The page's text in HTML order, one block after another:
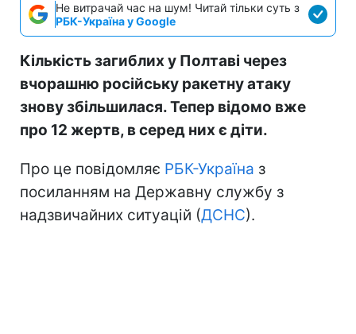
Не витрачай час на шум! Читай тільки суть з
РБК-Україна у Google
Кількість загиблих у Полтаві через
вчорашню російську ракетну атаку
знову збільшилася. Тепер відомо вже
про 12 жертв, в серед них є діти.
Про це повідомляє РБК-Україна з
посиланням на Державну службу з
надзвичайних ситуацій (ДСНС).